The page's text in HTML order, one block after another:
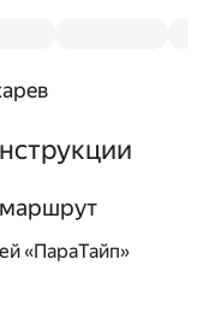
«ПараТайп»